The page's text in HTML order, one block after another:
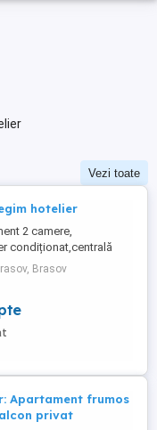
Vezi toate
hotelier
2 camere,
condiționat,centrală
hotelier zona
de la 200 ron
Brasov
Apartament frumos
privat